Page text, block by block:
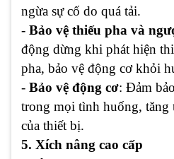
ngừa sự cố do quá tải.
- Bảo vệ thiếu pha và
động dừng khi phát hiện
pha, bảo vệ động cơ khỏi
- Bảo vệ động cơ: Đảm
trong mọi tình huống, tăng
của thiết bị.
5. Xích nâng cao cấp